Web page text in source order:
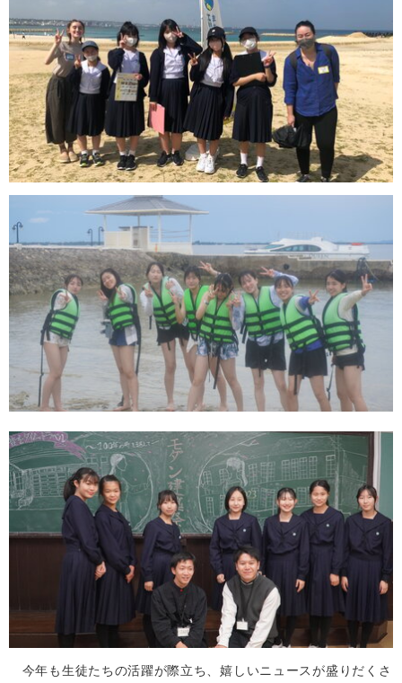
今年も生徒たちの活躍が際立ち、嬉しいニュースが盛りだくさ